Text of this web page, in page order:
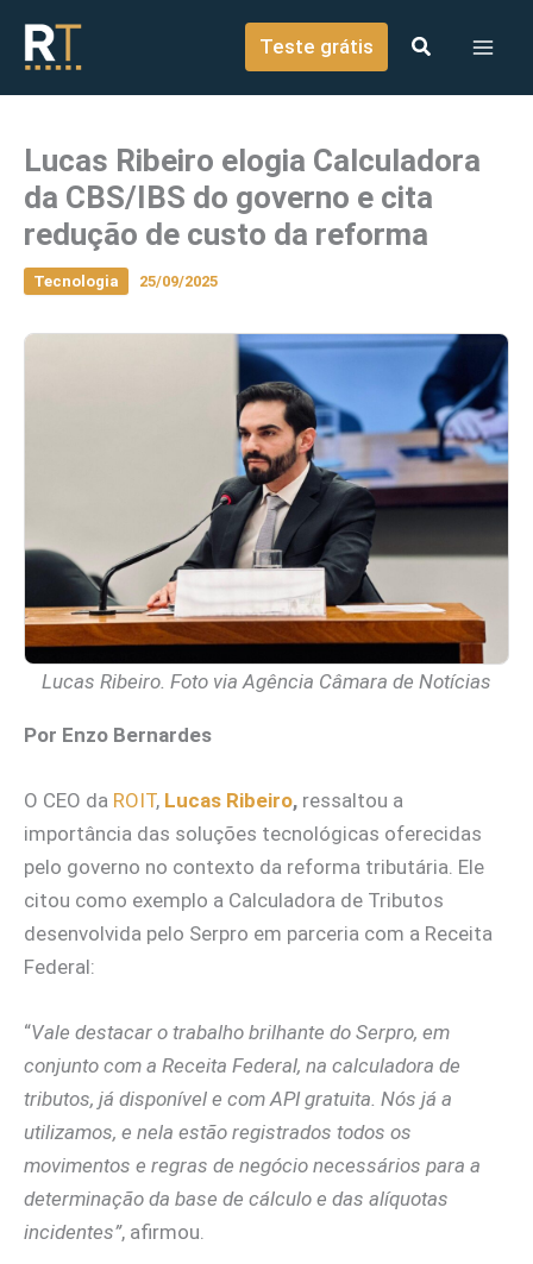
conteúdo
Teste grátis
Lucas Ribeiro elogia Calculadora
da CBS/IBS do governo e cita
redução de custo da reforma
Tecnologia 25/09/2025
Lucas Ribeiro. Foto via Agência Câmara de Notícias
Por Enzo Bernardes
O CEO da ROIT, Lucas Ribeiro, ressaltou a
importância das soluções tecnológicas oferecidas
pelo governo no contexto da reforma tributária. Ele
citou como exemplo a Calculadora de Tributos
desenvolvida pelo Serpro em parceria com a Receita
Federal:
“Vale destacar o trabalho brilhante do Serpro, em
conjunto com a Receita Federal, na calculadora de
tributos, já disponível e com API gratuita. Nós já a
utilizamos, e nela estão registrados todos os
movimentos e regras de negócio necessários para a
determinação da base de cálculo e das alíquotas
incidentes”, afirmou.